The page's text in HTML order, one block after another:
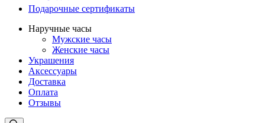
Подарочные сертификаты
Наручные часы
Мужские часы
Женские часы
Украшения
Аксессуары
Доставка
Оплата
Отзывы